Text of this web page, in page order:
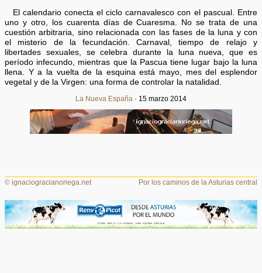
El calendario conecta el ciclo carnavalesco con el pascual. Entre
uno y otro, los cuarenta días de Cuaresma. No se trata de una
cuestión arbitraria, sino relacionada con las fases de la luna y con
el misterio de la fecundación. Carnaval, tiempo de relajo y
libertades sexuales, se celebra durante la luna nueva, que es
período infecundo, mientras que la Pascua tiene lugar bajo la luna
llena. Y a la vuelta de la esquina está mayo, mes del esplendor
vegetal y de la Virgen: una forma de controlar la natalidad.
La Nueva España · 15 marzo 2014
©ignaciogracianoriega.net Por los caminos de la Asturias central